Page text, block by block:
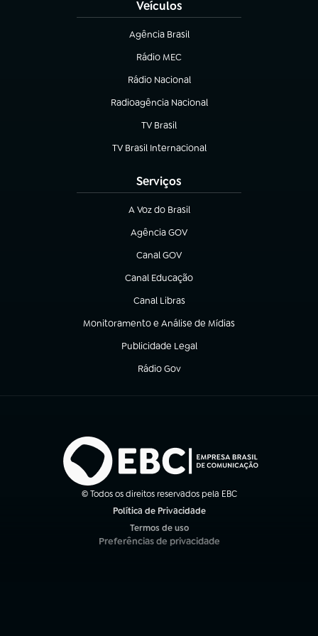
Veículos
Agência Brasil
(abre em nova aba)
Rádio MEC
(abre em nova aba)
Rádio Nacional
Radioagência Nacional
(abre em nova aba)
TV Brasil
(abre em nova aba)
TV Brasil Internacional
(abre em nova aba)
Serviços
A Voz do Brasil
(abre em nova aba)
Agência GOV
(abre em nova aba)
Canal GOV
(abre em nova aba)
Canal Educação
(abre em nova aba)
Canal Libras
(abre em nova aba)
Monitoramento e Análise de Mídias
(abre em nova aba)
Publicidade Legal
(abre em nova aba)
Rádio Gov
(abre em nova aba)
© Todos os direitos reservados pela EBC
Política de Privacidade
Termos de uso
(abre em nova aba)
Preferências de privacidade